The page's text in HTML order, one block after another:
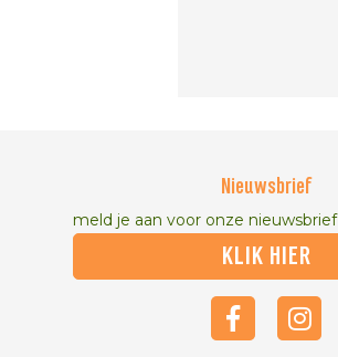
Nieuwsbrief
meld je aan voor onze nieuwsbrief
KLIK HIER